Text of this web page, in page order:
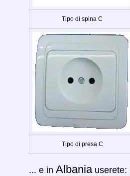
Tipo di spina C
Tipo di presa C
... e in Albania userete: